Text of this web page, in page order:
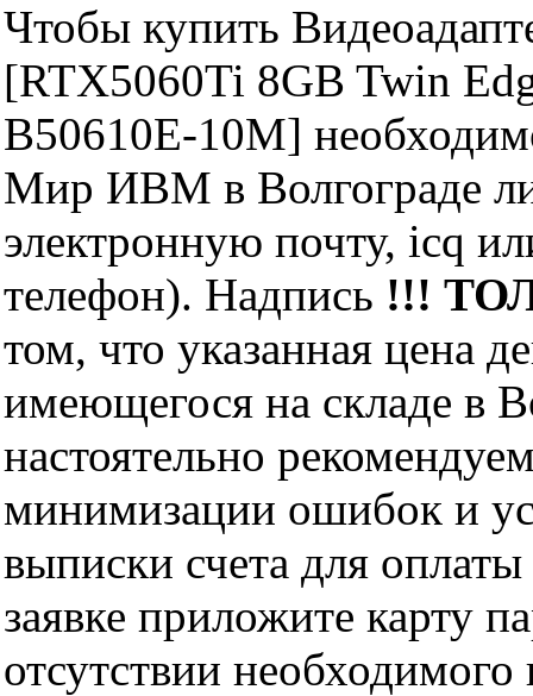
Чтобы купить
[RTX5060Ti 8GB Twin
B50610E-10M]
Мир ИВМ в Волгограде
электронную почту, icq
телефон). Надпись !!!
том, что указанная цена
имеющегося на складе в
настоятельно
минимизации ошибок и
выписки счета для
заявке приложите карту
отсутствии